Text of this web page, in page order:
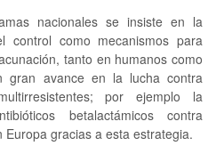
nacionales se insiste en la
control como mecanismos para
tanto en humanos como
gran avance en la lucha contra
por ejemplo la
betalactámicos contra
gracias a esta estrategia.